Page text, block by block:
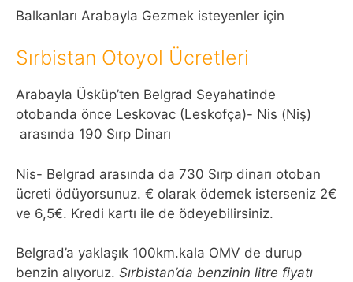
Balkanları Arabayla Gezmek isteyenler için
Sırbistan Otoyol Ücretleri
Arabayla Üsküp’ten Belgrad Seyahatinde
otobanda önce Leskovac (Leskofça)- Nis (Niş)
arasında 190 Sırp Dinarı
Nis- Belgrad arasında da 730 Sırp dinarı otoban
ücreti ödüyorsunuz. € olarak ödemek isterseniz 2€
ve 6,5€. Kredi kartı ile de ödeyebilirsiniz.
Belgrad’a yaklaşık 100km.kala OMV de durup
benzin alıyoruz. Sırbistan’da benzinin litre fiyatı